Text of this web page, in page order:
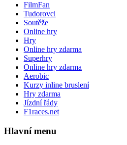
FilmFan
Tudorovci
Soutěže
Online hry
Hry
Online hry zdarma
Superhry
Online hry zdarma
Aerobic
Kurzy inline bruslení
Hry zdarma
Jízdní řády
F1races.net
Hlavní menu